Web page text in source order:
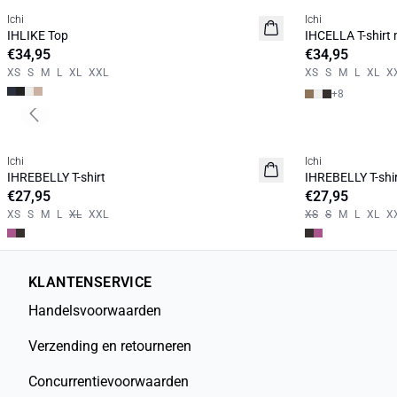
BASIC
Ichi
IHLIKE Top
€34,95
XS S M L XL XXL
NIEUW
Ichi
IHCELLA T-shirt
€34,95
XS S M L XL
+8
NIEUW
Ichi
IHREBELLY T-shirt
€27,95
XS S M L XL XXL
NIEUW
Ichi
IHREBELLY T-
€27,95
XS S M L XL
Previous slide
KLANTENSERVICE
Handelsvoorwaarden
Verzending en retourneren
Concurrentievoorwaarden